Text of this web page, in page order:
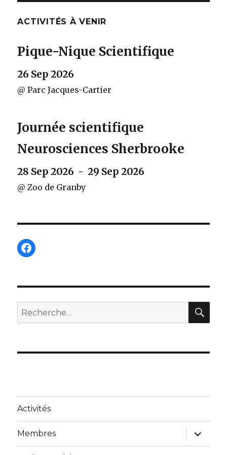
ACTIVITÉS À VENIR
Pique-Nique Scientifique
26 Sep 2026
@ Parc Jacques-Cartier
Journée scientifique
Neurosciences Sherbrooke
28 Sep 2026 - 29 Sep 2026
@ Zoo de Granby
Facebook
Recherche
pour :
Activités
Membres
ouvrir
le
sous-